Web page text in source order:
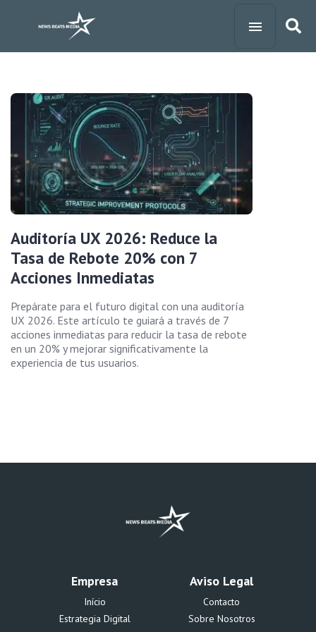
Auditoría UX 2026: Reduce la
Tasa de Rebote 20% con 7
Acciones Inmediatas
Prepárate para el futuro digital con una auditoría
UX 2026. Este artículo te guiará a través de 7
acciones inmediatas para reducir la tasa de rebote
en un 20% y mejorar significativamente la
experiencia de tus usuarios.
Empresa
Início
Estrategia Digital
Aviso Legal
Contacto
Sobre Nosotros